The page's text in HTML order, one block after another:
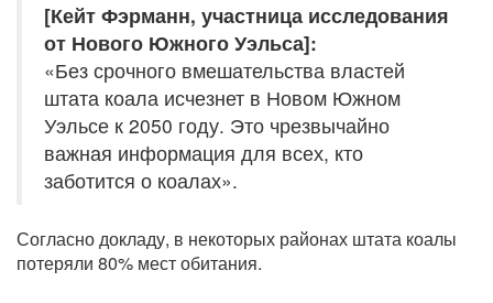
[Кейт Фэрманн, участница исследования
от Нового Южного Уэльса]:
«Без срочного вмешательства властей
штата коала исчезнет в Новом Южном
Уэльсе к 2050 году. Это чрезвычайно
важная информация для всех, кто
заботится о коалах».
Согласно докладу, в некоторых районах штата коалы
потеряли 80% мест обитания.